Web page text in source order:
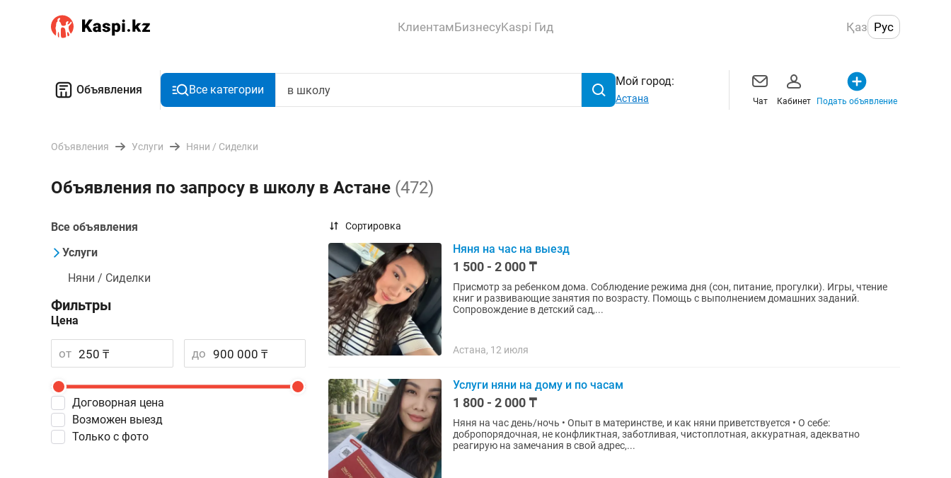
КлиентамБизнесуKaspi Гид Қаз Рус
Объявления Все категории
Мой город:
Астана Чат Кабинет Подать объявление
Объявления Услуги Няни / Сиделки
Объявления по запросу в школу в Астане (472)
Все объявления
Услуги
Няни / Сиделки
Фильтры
Цена
от до
Договорная цена
Возможен выезд
Только с фото
Сортировка
Няня на час на выезд
1 500 - 2 000 ₸
Присмотр за ребенком дома. Соблюдение режима дня (сон, питание, прогулки). Игры, чтение
книг и развивающие занятия по возрасту. Помощь с выполнением домашних заданий.
Сопровождение в детский сад,...
Астана, 12 июля
Услуги няни на дому и по часам
1 800 - 2 000 ₸
Няня на час день/ночь • Опыт в материнстве, и как няни приветствуется • О себе:
добропорядочная, не конфликтная, заботливая, чистоплотная, аккуратная, адекватно
реагирую на замечания в свой адрес,...